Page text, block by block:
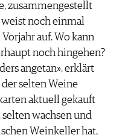
zusammengestellt
noch einmal
auf. Wo kann
noch hingehen?
angetan», erklärt
selten Weine
aktuell gekauft
wachsen und
Weinkeller hat,